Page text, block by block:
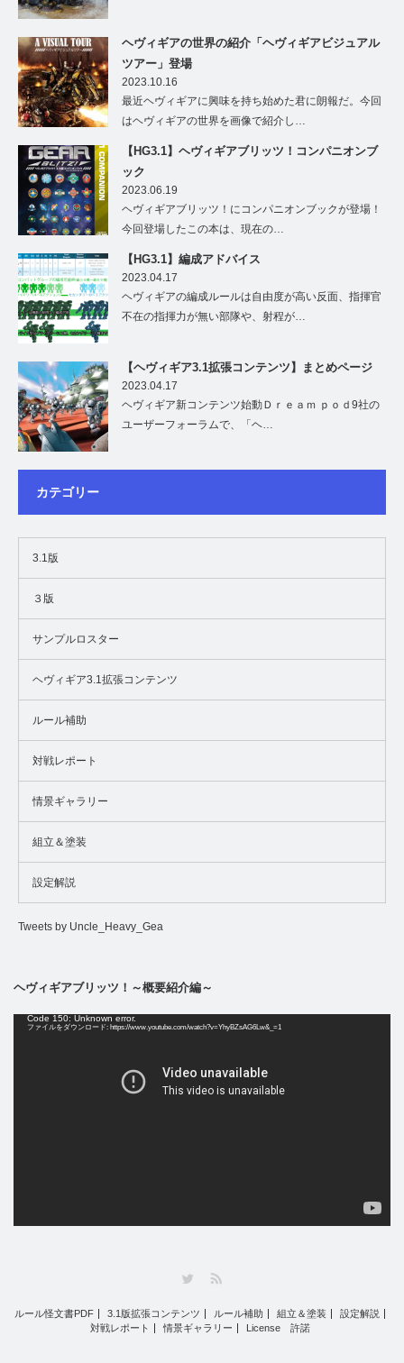
ヘヴィギアの世界の紹介「ヘヴィギアビジュアル
ツアー」登場
2023.10.16
最近ヘヴィギアに興味を持ち始めた君に朗報だ。今回
はヘヴィギアの世界を画像で紹介し…
【HG3.1】ヘヴィギアブリッツ！コンパニオンブ
ック
2023.06.19
ヘヴィギアブリッツ！にコンパニオンブックが登場！
今回登場したこの本は、現在の…
【HG3.1】編成アドバイス
2023.04.17
ヘヴィギアの編成ルールは自由度が高い反面、指揮官
不在の指揮力が無い部隊や、射程が…
【ヘヴィギア3.1拡張コンテンツ】まとめページ
2023.04.17
ヘヴィギア新コンテンツ始動Ｄｒｅａｍ ｐｏｄ9社の
ユーザーフォーラムで、「ヘ…
カテゴリー
3.1版
３版
サンプルロスター
ヘヴィギア3.1拡張コンテンツ
ルール補助
対戦レポート
情景ギャラリー
組立＆塗装
設定解説
Tweets by Uncle_Heavy_Gea
ヘヴィギアブリッツ！～概要紹介編～
Code 150: Unknown error.
ファイルをダウンロード: https://www.youtube.com/watch?v=YhyBZsAG6Lw&_=1
ルール怪文書PDF 3.1版拡張コンテンツ ルール補助 組立＆塗装
設定解説
対戦レポート
情景ギャラリー License 許諾